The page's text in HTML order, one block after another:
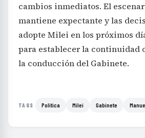
cambios inmediatos. El
mantiene expectante y las
adopte Milei en los próximos
para establecer la continuidad
la conducción del Gabinete.
TAGS Política Milei Gabinete